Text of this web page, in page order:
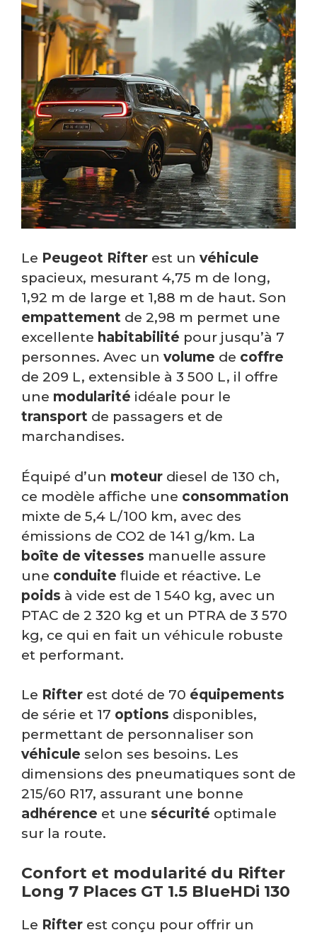
Le Peugeot Rifter est un véhicule
spacieux, mesurant 4,75 m de long,
1,92 m de large et 1,88 m de haut. Son
empattement de 2,98 m permet une
excellente habitabilité pour jusqu’à 7
personnes. Avec un volume de coffre
de 209 L, extensible à 3 500 L, il offre
une modularité idéale pour le
transport de passagers et de
marchandises.
Équipé d’un moteur diesel de 130 ch,
ce modèle affiche une consommation
mixte de 5,4 L/100 km, avec des
émissions de CO2 de 141 g/km. La
boîte de vitesses manuelle assure
une conduite fluide et réactive. Le
poids à vide est de 1 540 kg, avec un
PTAC de 2 320 kg et un PTRA de 3 570
kg, ce qui en fait un véhicule robuste
et performant.
Le Rifter est doté de 70 équipements
de série et 17 options disponibles,
permettant de personnaliser son
véhicule selon ses besoins. Les
dimensions des pneumatiques sont de
215/60 R17, assurant une bonne
adhérence et une sécurité optimale
sur la route.
Confort et modularité du Rifter
Long 7 Places GT 1.5 BlueHDi 130
Le Rifter est conçu pour offrir un